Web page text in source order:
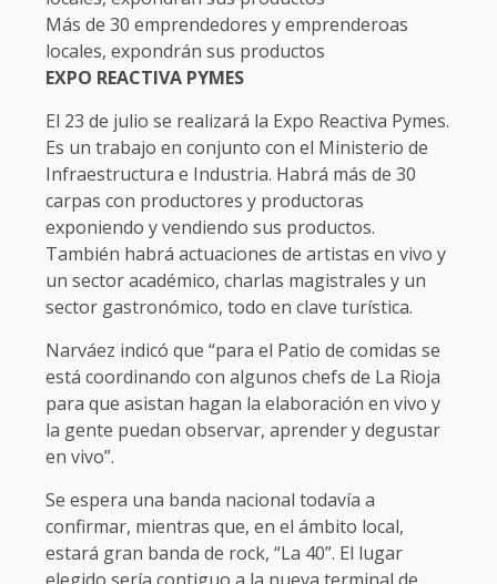
Más de 30 emprendedores y emprenderoas
locales, expondrán sus productos
EXPO REACTIVA PYMES
El 23 de julio se realizará la Expo Reactiva Pymes.
Es un trabajo en conjunto con el Ministerio de
Infraestructura e Industria. Habrá más de 30
carpas con productores y productoras
exponiendo y vendiendo sus productos.
También habrá actuaciones de artistas en vivo y
un sector académico, charlas magistrales y un
sector gastronómico, todo en clave turística.
Narváez indicó que “para el Patio de comidas se
está coordinando con algunos chefs de La Rioja
para que asistan hagan la elaboración en vivo y
la gente puedan observar, aprender y degustar
en vivo”.
Se espera una banda nacional todavía a
confirmar, mientras que, en el ámbito local,
estará gran banda de rock, “La 40”. El lugar